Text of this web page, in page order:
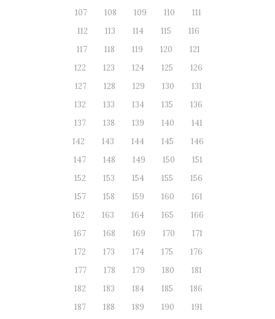
107
108 109 110
111
112
113 114 115
116
117
118 119 120
121
122
123 124 125
126
127
128 129 130
131
132
133 134 135
136
137
138 139 140
141
142
143 144 145
146
147
148 149 150
151
152
153 154 155
156
157
158 159 160
161
162
163 164 165
166
167
168 169 170
171
172
173 174 175
176
177
178 179 180
181
182
183 184 185
186
187
188 189 190
191